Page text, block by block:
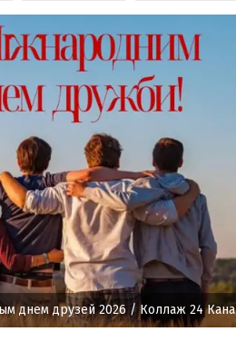
днем друзей 2026 / Коллаж 24